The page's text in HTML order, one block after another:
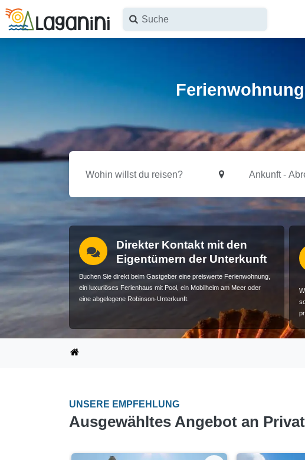
Zum Hauptinhalt springen
Direkter Kontakt mit den
Eigentümern der Unterkunft
Buchen Sie direkt beim Gastgeber eine preiswerte Ferienwohnung,
ein luxuriöses Ferienhaus mit Pool, ein Mobilheim am Meer oder
eine abgelegene Robinson-Unterkunft.
UNSERE EMPFEHLUNG
Ausgewähltes Angebot an